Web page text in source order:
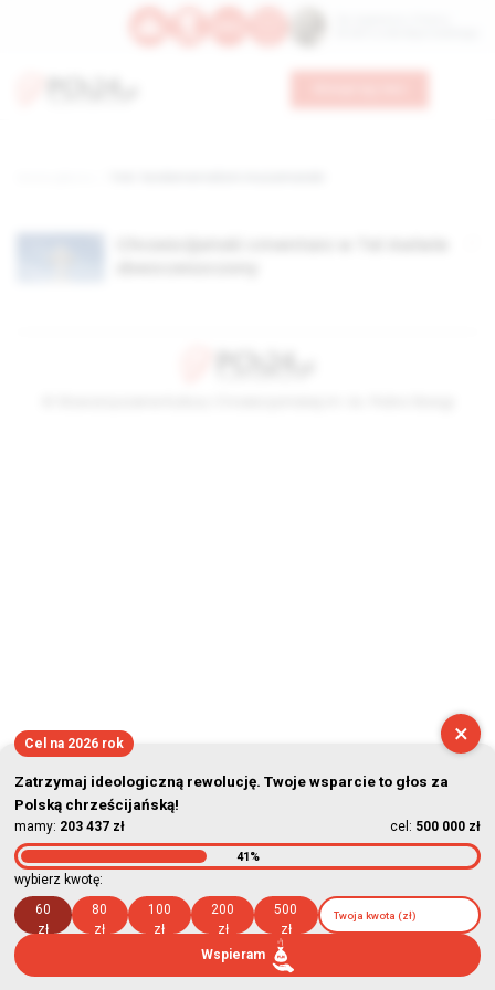
×
Cel na 2026 rok
Zatrzymaj ideologiczną rewolucję. Twoje wsparcie to głos za
Polską chrześcijańską!
mamy: 203 437 zł cel: 500 000 zł
41%
wybierz kwotę:
60
zł
80
zł
100
zł
200
zł
500
zł
Wspieram